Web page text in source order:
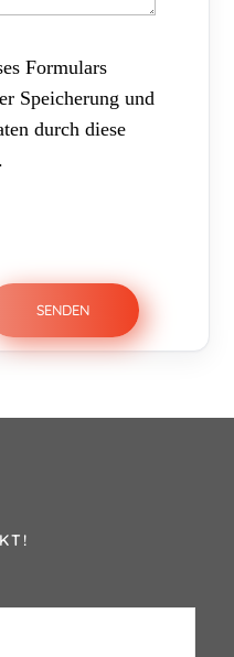
Formulars
Speicherung und
durch diese